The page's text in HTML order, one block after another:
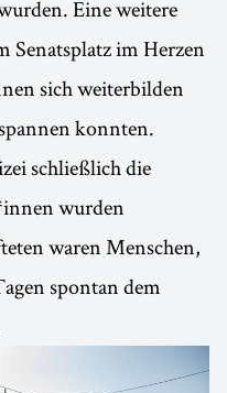
Eine weitere
Senatsplatz im Herzen
sich weiterbilden
konnten.
schließlich die
wurden
waren Menschen,
spontan dem